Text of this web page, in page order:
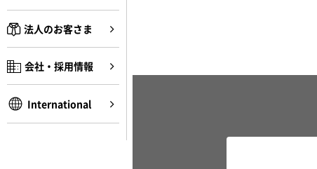
法人のお客さま
会社・採用情報
International